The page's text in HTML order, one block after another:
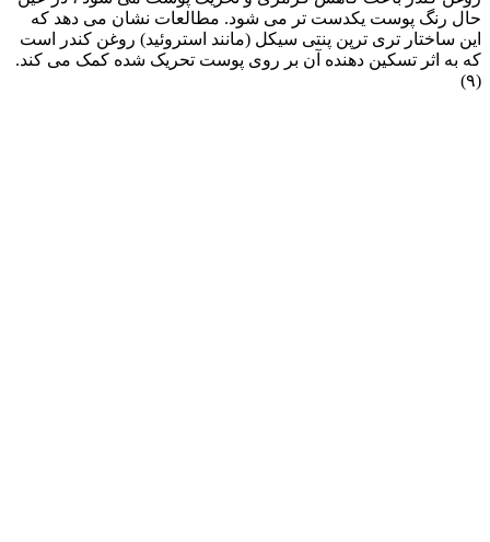
حال رنگ پوست یکدست تر می شود. مطالعات نشان می دهد که
این ساختار تری ترپن پنتی سیکل (مانند استروئید) روغن کندر است
که به اثر تسکین دهنده آن بر روی پوست تحریک شده کمک می کند.
(۹)